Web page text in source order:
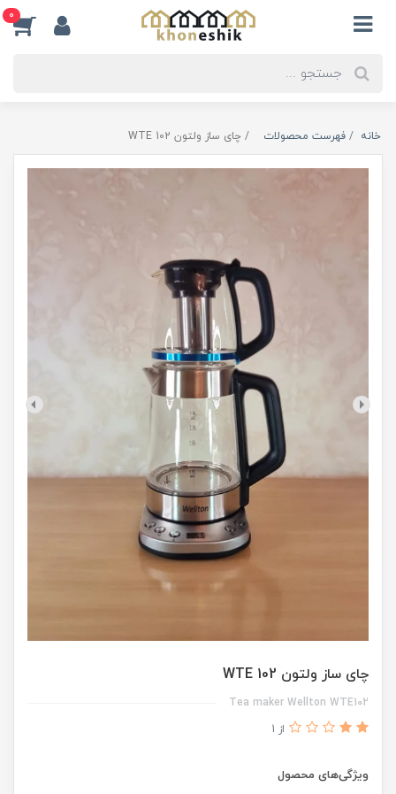
0
خانه فهرست محصولات چای ساز ولتون WTE 102
چای ساز ولتون WTE 102
Tea maker Wellton WTE102
از 1
ویژگی‌های محصول